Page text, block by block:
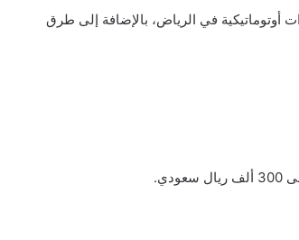
1445، حيث تم ذكر أفضل مغسلة سيارات أوتوماتيكية في الرياض، بالإضافة إلى طرق